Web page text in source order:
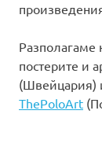
Разполагаме
постерите и
(Швейцария)
ThePoloArt